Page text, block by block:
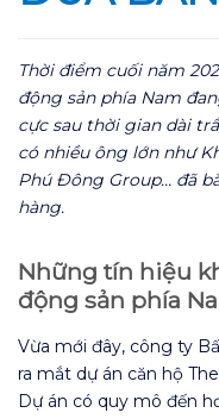
Thời điểm cuối năm
động sản phía Nam
cực sau thời gian dài
có nhiều ông lớn như
Phú Đông Group… đã
hàng.
Những tín hiệu
động sản phía
Vừa mới đây, công ty
ra mắt dự án căn hộ
Dự án có quy mô đến